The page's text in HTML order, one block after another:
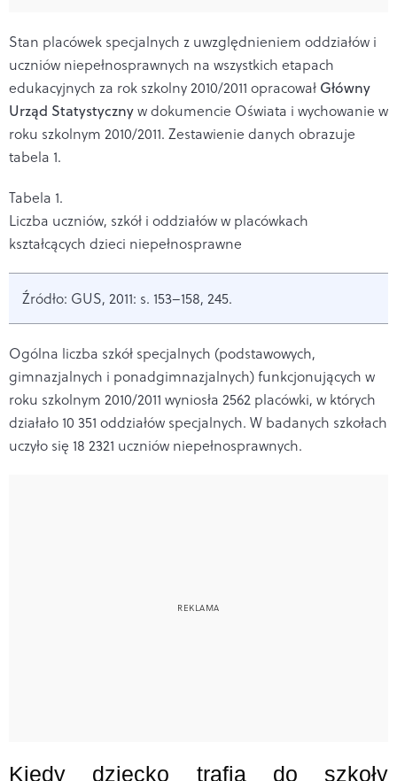
Stan placówek specjalnych z uwzględnieniem oddziałów i
uczniów niepełnosprawnych na wszystkich etapach
edukacyjnych za rok szkolny 2010/2011 opracował Główny
Urząd Statystycznyw dokumencie Oświata i wychowanie w
roku szkolnym 2010/2011. Zestawienie danych obrazuje
tabela 1.
Tabela 1.
Liczba uczniów, szkół i oddziałów w placówkach
kształcących dzieci niepełnosprawne
Źródło: GUS, 2011: s. 153–158, 245.
Ogólna liczba szkół specjalnych (podstawowych,
gimnazjalnych i ponadgimnazjalnych) funkcjonujących w
roku szkolnym 2010/2011 wyniosła 2562 placówki, w których
działało 10 351 oddziałów specjalnych. W badanych szkołach
uczyło się 18 2321 uczniów niepełnosprawnych.
Kiedy dziecko trafia do szkoły